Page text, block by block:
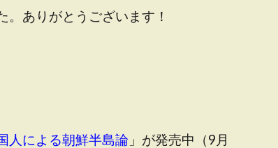
ありがとうございます！
による朝鮮半島論 」が発売中（9月